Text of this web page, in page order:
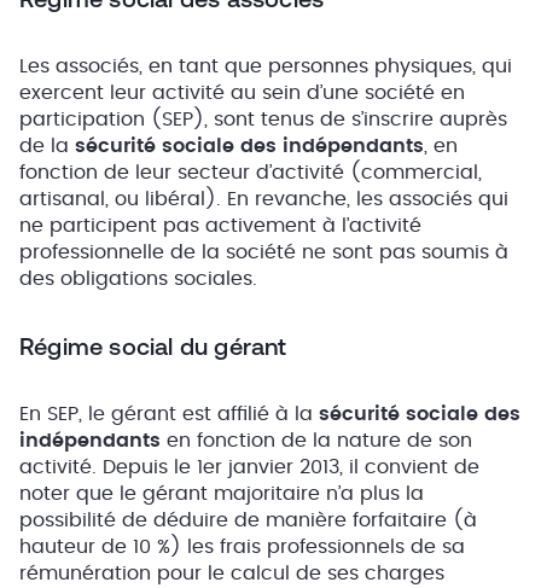
Les associés, en tant que personnes physiques, qui
exercent leur activité au sein d’une société en
participation (SEP), sont tenus de s’inscrire auprès
de la sécurité sociale des indépendants , en
fonction de leur secteur d’activité (commercial,
artisanal, ou libéral). En revanche, les associés qui
ne participent pas activement à l’activité
professionnelle de la société ne sont pas soumis à
des obligations sociales.
Régime social du gérant
En SEP, le gérant est affilié à la sécurité sociale des
indépendants en fonction de la nature de son
activité. Depuis le 1er janvier 2013, il convient de
noter que le gérant majoritaire n’a plus la
possibilité de déduire de manière forfaitaire (à
hauteur de 10 %) les frais professionnels de sa
rémunération pour le calcul de ses charges